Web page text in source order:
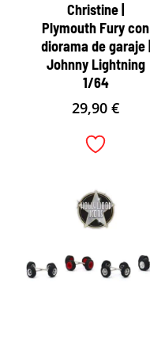
Christine |
Plymouth Fury con
diorama de garaje |
Johnny Lightning
1/64
29,90€